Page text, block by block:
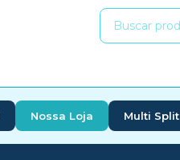
Nossa Loja Multi Split